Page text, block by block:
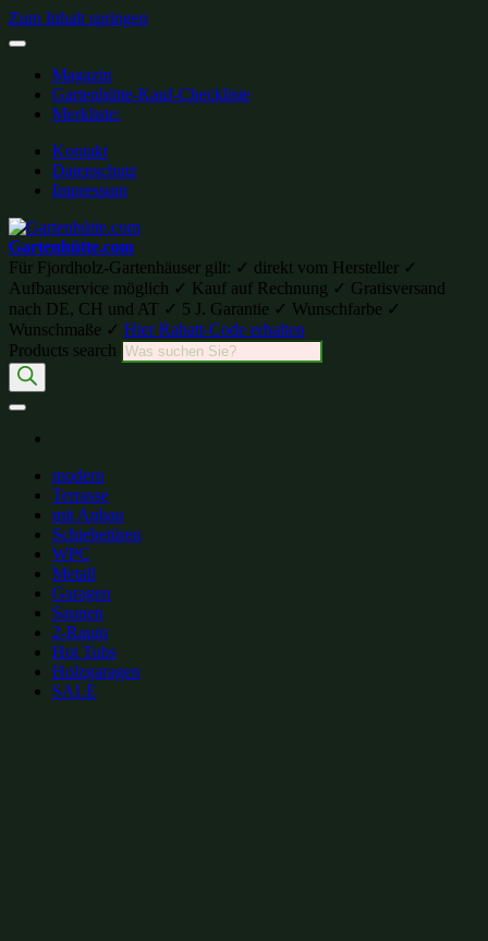
Zum Inhalt springen
Magazin
Gartenhütte-Kauf-Checkliste
Merkliste:
Kontakt
Datenschutz
Impressum
Gartenhütte.com
Für Fjordholz-Gartenhäuser gilt: ✓ direkt vom Hersteller ✓
Aufbauservice möglich ✓ Kauf auf Rechnung ✓ Gratisversand
nach DE, CH und AT ✓ 5 J. Garantie ✓ Wunschfarbe ✓
Wunschmaße ✓ Hier Rabatt-Code erhalten
Products search
modern
Terrasse
mit Anbau
Schiebetüren
WPC
Metall
Garagen
Saunen
2-Raum
Hot Tubs
Holzgaragen
SALE